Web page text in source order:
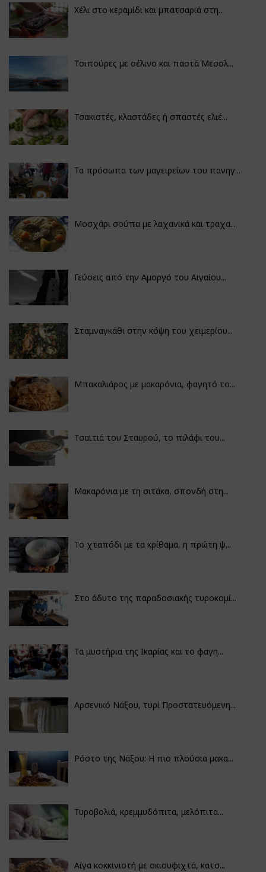
Χέλι στο κεραμίδι και μπατσαριά στη...
Τσιπούρες με σέλινο και παστά Μεσολ...
Τσακιστές, κλαστάδες ή σπαστές ελιέ...
Τα πρόσωπα των μαγειρείων του πανηγ...
Μοσχάρι σούπα με λαχανικά και τραχα...
Γεύσεις από την Αμοργό του Αιγαίου...
Σταμναγκάθι στην κόψη του χειμερίου...
Μπακαλιάρος με μακαρόνια, φαγητό το...
Τσαϊτιά του Σταυρού, το πιλάφι του...
Μακαρόνια με τη σιτάκα, σπονδή στη...
Το χταπόδι με τα κρίθαμα, η πρώτη ψ...
Στο άδυτο της παραδοσιακής τυροκομί...
Τα μυστήρια της Ικαρίας και το φαγη...
Αρσενικό Νάξου, τυρί Προστατευόμενη...
Ρόστο της Νάξου: Η πιο πλούσια μακα...
Τυροβολιά, κρεμμυδόπιτα, μελόπιτα...
Αίγα κοκκινιστή με σκιουφιχτά, κατσ...